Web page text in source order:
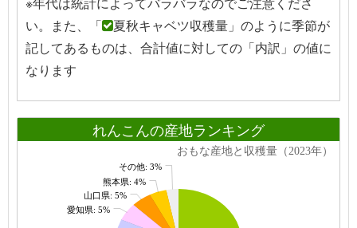
い。また、「
夏秋キャベツ収穫量」のように季節が
記してあるものは、合計値に対しての「内訳」の値に
なります
れんこんの産地ランキング
愛知県: 5%
山口県: 5%
熊本県: 4%
その他: 3%
おもな産地と収穫量（2023年）